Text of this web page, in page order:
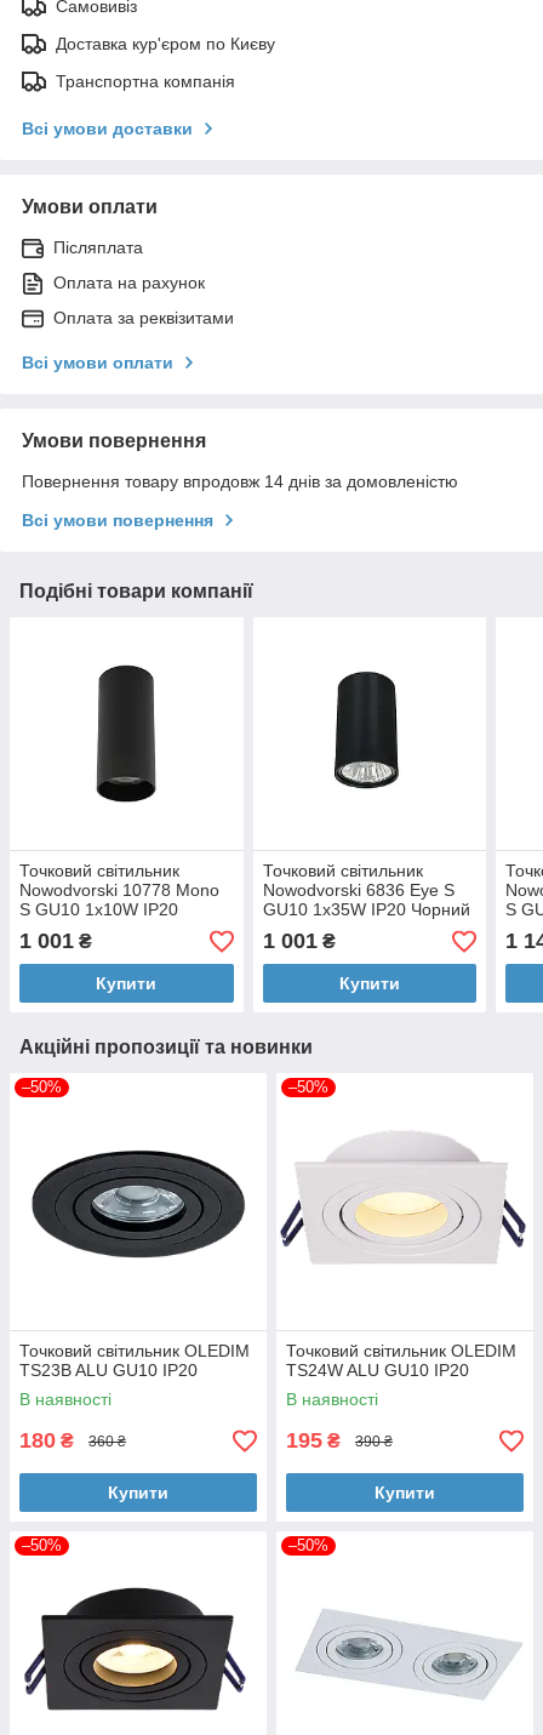
Самовивіз
Доставка кур'єром по Києву
Транспортна компанія
Всі умови доставки
Умови оплати
Післяплата
Оплата на рахунок
Оплата за реквізитами
Всі умови оплати
Умови повернення
Повернення товару впродовж 14 днів за домовленістю
Всі умови повернення
Подібні товари компанії
Точковий світильник
Nowodvorski 10778 Mono
S GU10 1x10W IP20
Чорний
1 001 ₴
Купити
Точковий світильник
Nowodvorski 6836 Eye S
GU10 1x35W IP20 Чорний
1 001₴
Купити
S
1
Акційні пропозиції та новинки
–50%
Точковий світильник OLEDIM
TS23B ALU GU10 IP20
В наявності
180 ₴ 360 ₴
Купити
–50%
Точковий світильник OLEDIM
TS24W ALU GU10 IP20
В наявності
195 ₴ 390 ₴
Купити
–50% –50%